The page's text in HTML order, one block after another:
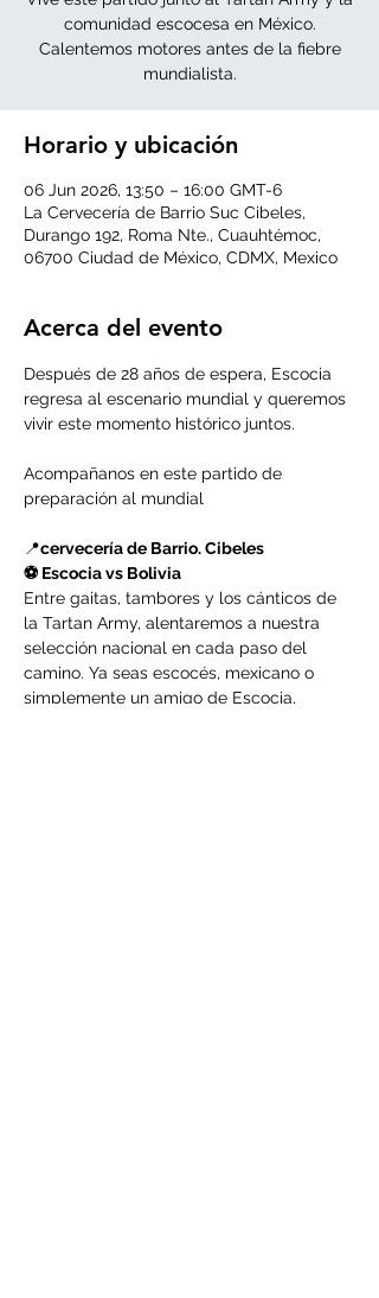
comunidad escocesa en México.
Calentemos motores antes de la fiebre
mundialista.
Horario y ubicación
06 Jun 2026, 13:50 – 16:00 GMT-6
La Cervecería de Barrio Suc Cibeles,
Durango 192, Roma Nte., Cuauhtémoc,
06700 Ciudad de México, CDMX, Mexico
Acerca del evento
Después de 28 años de espera, Escocia
regresa al escenario mundial y queremos
vivir este momento histórico juntos.
Acompañanos en este partido de
preparación al mundial
📍cervecería de Barrio. Cibeles
⚽ Escocia vs Bolivia
Entre gaitas, tambores y los cánticos de
la Tartan Army, alentaremos a nuestra
selección nacional en cada paso del
camino. Ya seas escocés, mexicano o
simplemente un amigo de Escocia,